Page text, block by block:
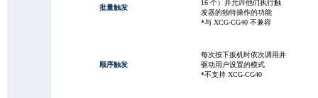
批量触发
16 个）并允许他们执行触
发器的独特操作的功能
*与 XCG-CG40 不兼容
顺序触发
每次按下扳机时依次调用并
驱动用户设置的模式
*不支持 XCG-CG40